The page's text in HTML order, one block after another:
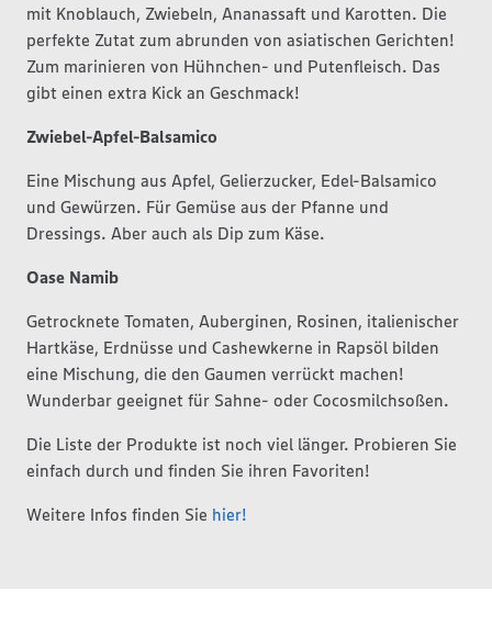
mit Knoblauch, Zwiebeln, Ananassaft und Karotten. Die
perfekte Zutat zum abrunden von asiatischen Gerichten!
Zum marinieren von Hühnchen- und Putenfleisch. Das
gibt einen extra Kick an Geschmack!
Zwiebel-Apfel-Balsamico
Eine Mischung aus Apfel, Gelierzucker, Edel-Balsamico
und Gewürzen. Für Gemüse aus der Pfanne und
Dressings. Aber auch als Dip zum Käse.
Oase Namib
Getrocknete Tomaten, Auberginen, Rosinen, italienischer
Hartkäse, Erdnüsse und Cashewkerne in Rapsöl bilden
eine Mischung, die den Gaumen verrückt machen!
Wunderbar geeignet für Sahne- oder Cocosmilchsoßen.
Die Liste der Produkte ist noch viel länger. Probieren Sie
einfach durch und finden Sie ihren Favoriten!
Weitere Infos finden Sie hier!